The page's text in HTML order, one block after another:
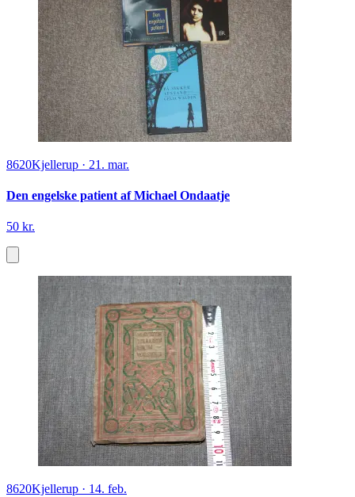
8620Kjellerup · 21. mar.
Den engelske patient af Michael Ondaatje
50 kr.
8620Kjellerup · 14. feb.